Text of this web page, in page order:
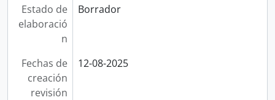
Estado de
elaboració
n
Borrador
Fechas de
creación
revisión
12-08-2025